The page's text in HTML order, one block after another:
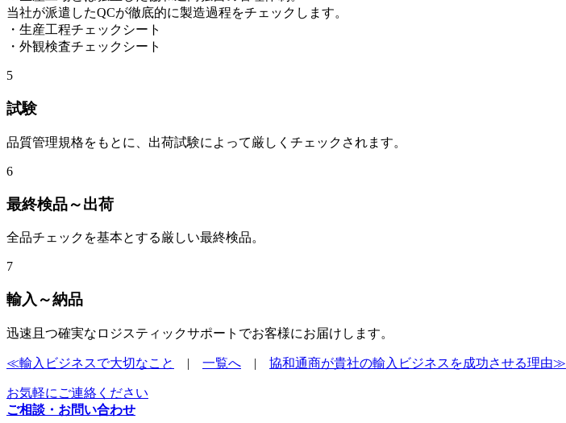
当社が派遣したQCが徹底的に製造過程をチェックします。
・生産工程チェックシート
・外観検査チェックシート
5
試験
品質管理規格をもとに、出荷試験によって厳しくチェックされます。
6
最終検品～出荷
全品チェックを基本とする厳しい最終検品。
7
輸入～納品
迅速且つ確実なロジスティックサポートでお客様にお届けします。
≪輸入ビジネスで大切なこと | 一覧へ | 協和通商が貴社の輸入ビジネスを成功させる理由≫
お気軽にご連絡ください
ご相談・お問い合わせ